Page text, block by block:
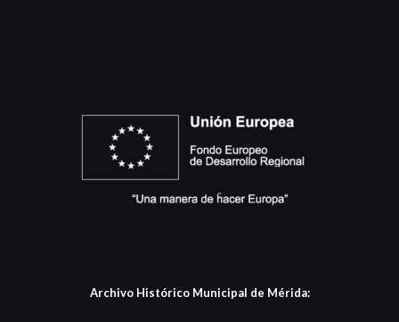
Archivo Histórico Municipal de Mérida: